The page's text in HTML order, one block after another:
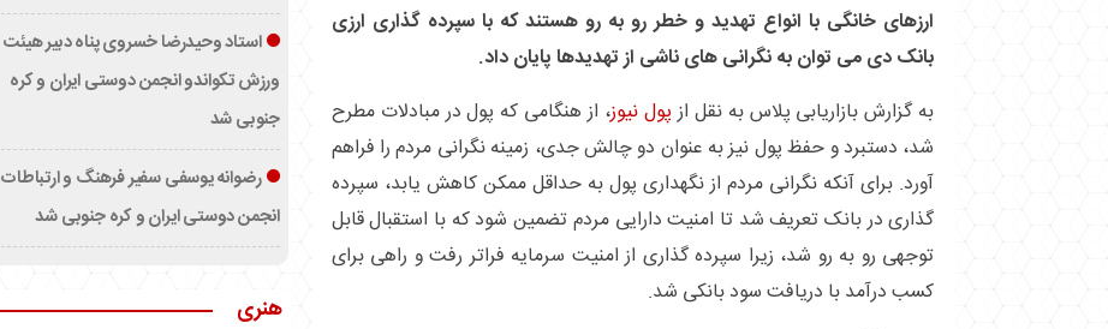
ارز‌های خانگی با انواع تهدید و خطر رو به رو هستند که با سپرده گذاری ارزی
بانک دی می توان به نگرانی های ناشی از تهدیدها پایان داد.
به گزارش بازاریابی پلاس به نقل ازپول نیوز، از هنگامی که پول در مبادلات مطرح
شد، دستبرد و حفظ پول نیز به عنوان دو چالش جدی، زمینه نگرانی مردم را فراهم
آورد. برای آنکه نگرانی مردم از نگهداری پول به حداقل ممکن کاهش یابد، سپرده
گذاری در بانک تعریف شد تا امنیت دارایی مردم تضمین شود که با استقبال قابل
توجهی رو به رو شد، زیرا سپرده گذاری از امنیت سرمایه فراتر رفت و راهی برای
کسب درآمد با دریافت سود بانکی شد.
استاد وحیدرضا خسروی پناه دبیر هیئت
ورزش تکواندو انجمن دوستی ایران و کره
جنوبی شد
رضوانه یوسفی سفیر فرهنگ و ارتباطات
انجمن دوستی ایران و کره جنوبی شد
هنری